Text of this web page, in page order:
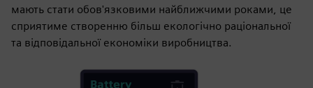
мають стати обов'язковими найближчими роками, це
сприятиме створенню більш екологічно раціональної
та відповідальної економіки виробництва.